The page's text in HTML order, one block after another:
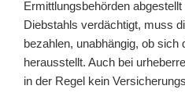
Ermittlungsbehörden
Diebstahls verdächtigt, muss
bezahlen, unabhängig, ob
herausstellt. Auch bei
in der Regel kein